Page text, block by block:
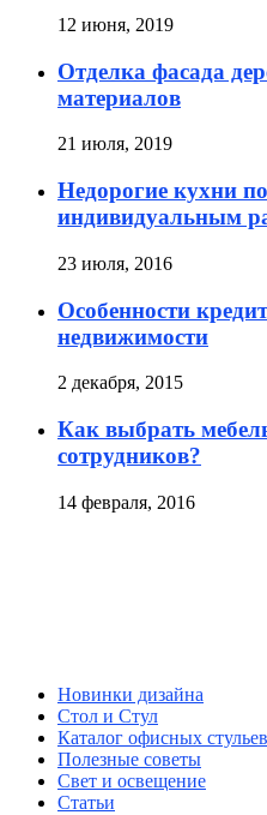
12 июня, 2019
Отделка фасада
материалов
21 июля, 2019
Недорогие кухни
индивидуальным
23 июля, 2016
Особенности
недвижимости
2 декабря, 2015
Как выбрать
сотрудников?
14 февраля, 2016
Новинки дизайна
Стол и Стул
Каталог офисных стульев
Полезные советы
Свет и освещение
Статьи